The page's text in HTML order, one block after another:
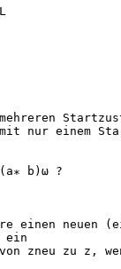
mehreren
nur einem
b)ω ?
einen neuen
ein
zneu zu z,